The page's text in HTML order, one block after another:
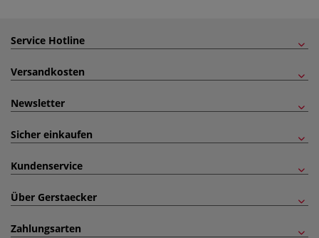
Service Hotline
Versandkosten
Newsletter
Sicher einkaufen
Kundenservice
Über Gerstaecker
Zahlungsarten